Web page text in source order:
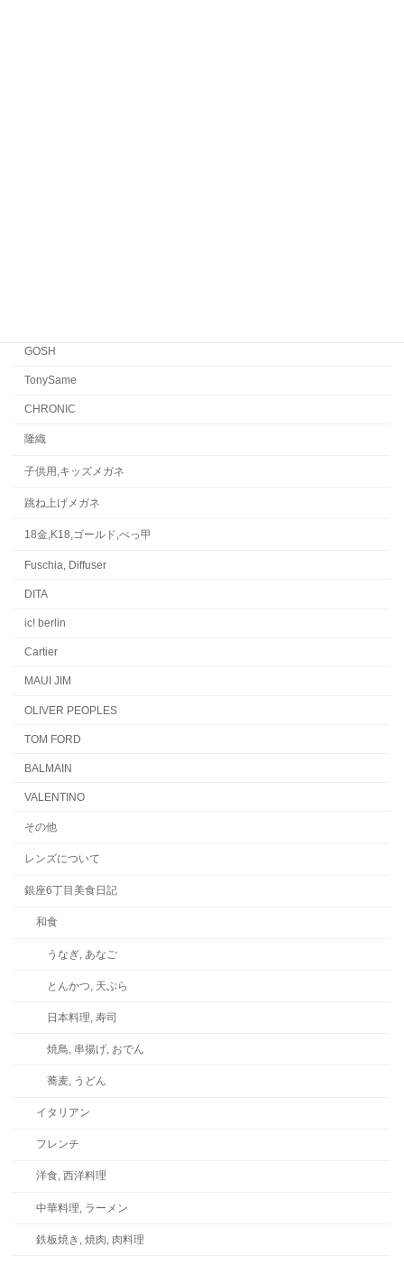
GOSH
TonySame
CHRONIC
隆織
子供用,キッズメガネ
跳ね上げメガネ
18金,K18,ゴールド,べっ甲
Fuschia, Diffuser
DITA
ic! berlin
Cartier
MAUI JIM
OLIVER PEOPLES
TOM FORD
BALMAIN
VALENTINO
その他
レンズについて
銀座6丁目美食日記
和食
うなぎ, あなご
とんかつ, 天ぷら
日本料理, 寿司
焼鳥, 串揚げ, おでん
蕎麦, うどん
イタリアン
フレンチ
洋食, 西洋料理
中華料理, ラーメン
鉄板焼き, 焼肉, 肉料理